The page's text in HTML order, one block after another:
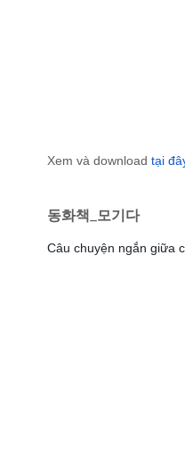
Xem và downloadtại
동화책_모기다
Câu chuyện ngắn giữa